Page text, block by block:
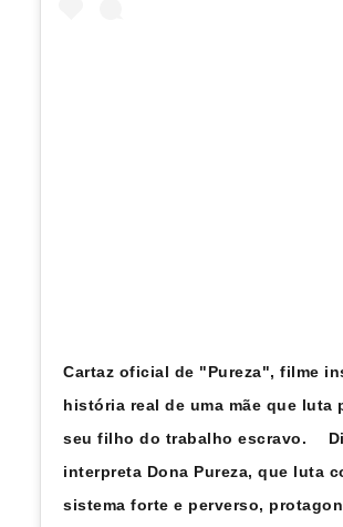
Cartaz oficial de "Pureza", filme
história real de uma mãe que luta
seu filho do trabalho escravo. ⠀
interpreta Dona Pureza, que luta
sistema forte e perverso,